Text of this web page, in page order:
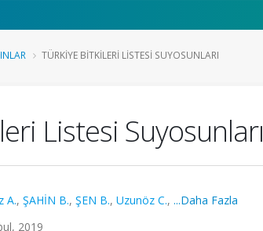
TÜRKIYE BITKILERI LISTESI SUYOSUNLARI
Listesi Suyosunları
A., ŞAHİN B., ŞEN B., Uzunöz C., ...Daha Fazla
2019